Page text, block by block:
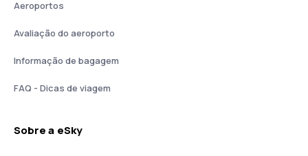
Aeroportos
Avaliação do aeroporto
Informação de bagagem
FAQ - Dicas de viagem
Sobre a eSky